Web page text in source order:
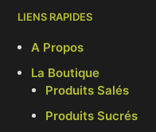
LIENS RAPIDES
A Propos
La Boutique
Produits Salés
Produits Sucrés